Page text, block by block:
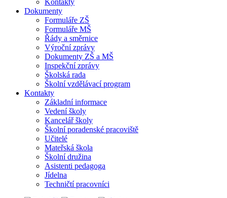
Kontakty
Dokumenty
Formuláře ZŠ
Formuláře MŠ
Řády a směrnice
Výroční zprávy
Dokumenty ZŠ a MŠ
Inspekční zprávy
Školská rada
Školní vzdělávací program
Kontakty
Základní informace
Vedení školy
Kancelář školy
Školní poradenské pracoviště
Učitelé
Mateřská škola
Školní družina
Asistenti pedagoga
Jídelna
Techničtí pracovníci